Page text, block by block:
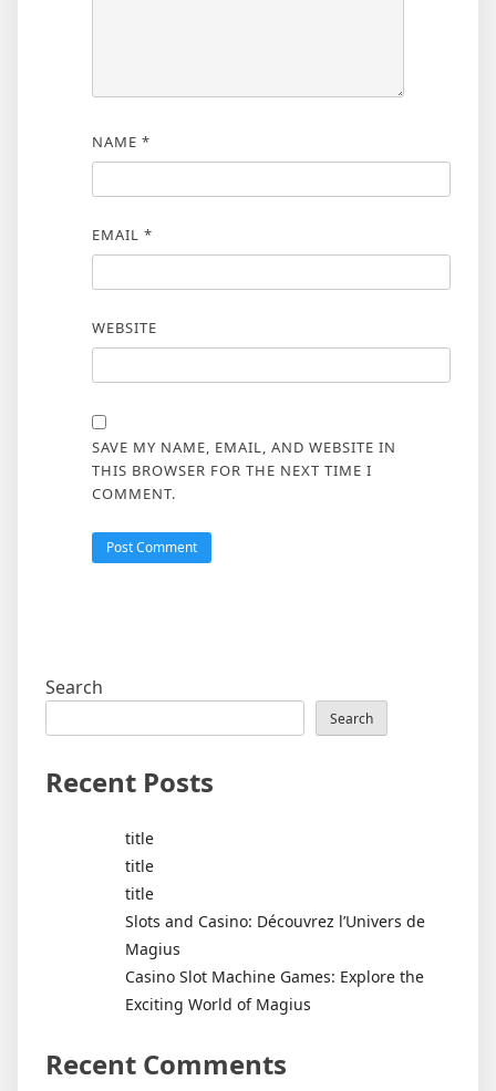
NAME *
EMAIL *
WEBSITE
SAVE MY NAME, EMAIL, AND WEBSITE IN
THIS BROWSER FOR THE NEXT TIME I
COMMENT.
Search
Search
Recent Posts
title
title
title
Slots and Casino: Découvrez l’Univers de
Magius
Casino Slot Machine Games: Explore the
Exciting World of Magius
Recent Comments